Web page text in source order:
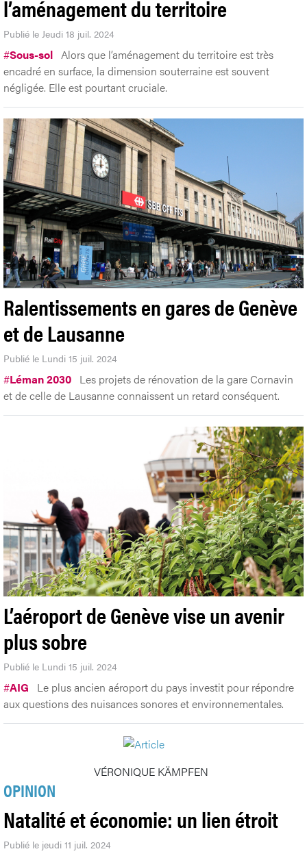
l’aménagement du territoire
Publié le Jeudi 18 juil. 2024
#Sous-sol Alors que l’aménagement du territoire est très
encadré en surface, la dimension souterraine est souvent
négligée. Elle est pourtant cruciale.
Ralentissements en gares de Genève
et de Lausanne
Publié le Lundi 15 juil. 2024
#Léman 2030 Les projets de rénovation de la gare Cornavin
et de celle de Lausanne connaissent un retard conséquent.
L’aéroport de Genève vise un avenir
plus sobre
Publié le Lundi 15 juil. 2024
#AIG
Le plus ancien aéroport du pays investit pour répondre
aux questions des nuisances sonores et environnementales.
VÉRONIQUE KÄMPFEN
OPINION
Natalité et économie: un lien étroit
Publié le jeudi 11 juil. 2024